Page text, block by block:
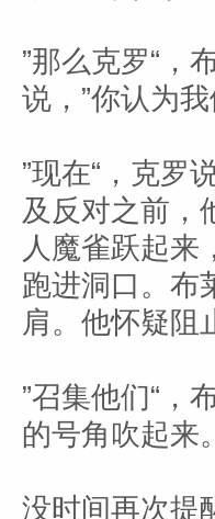
”那么克罗“，
说，”你认为
”现在“，克罗
及反对之前，
人魔雀跃起来
跑进洞口。布
肩。他怀疑阻
”召集他们“，
的号角吹起来
没时间再次提